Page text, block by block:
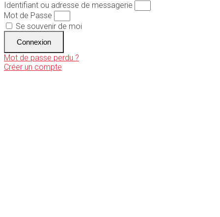
Identifiant ou adresse de messagerie
Mot de Passe
Se souvenir de moi
Connexion
Mot de passe perdu ?
Créer un compte